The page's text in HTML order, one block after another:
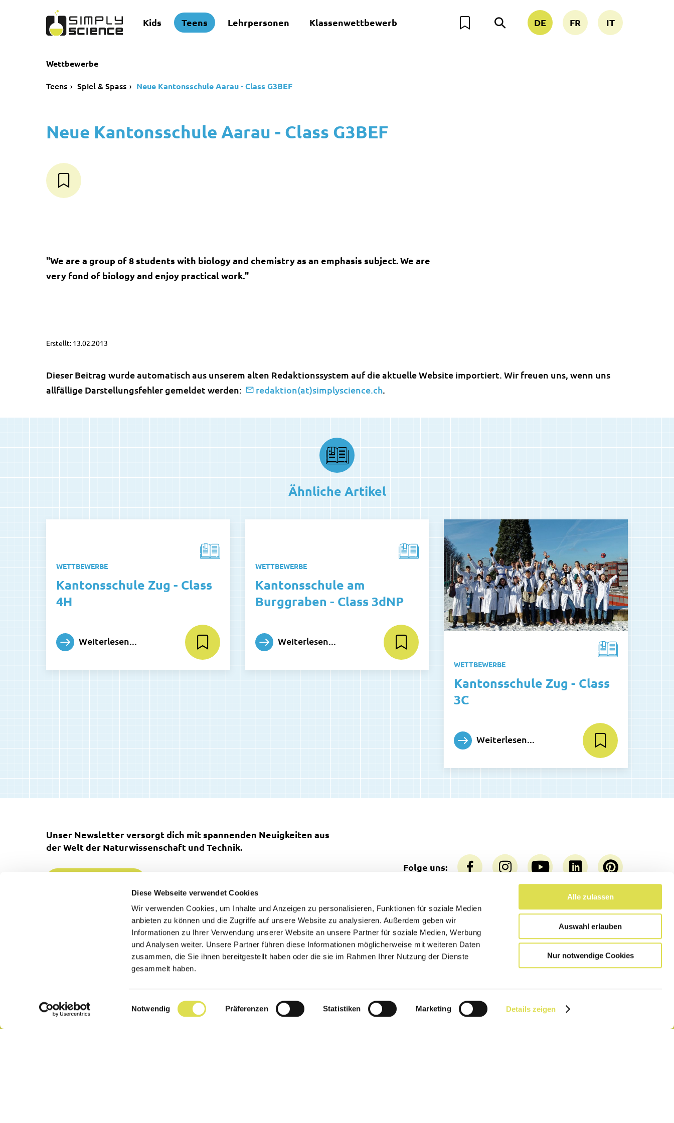
Diese Webseite verwendet Cookies
Wir verwenden Cookies, um Inhalte und Anzeigen zu personalisieren, Funktionen für soziale Medien
anbieten zu können und die Zugriffe auf unsere Website zu analysieren. Außerdem geben wir
Informationen zu Ihrer Verwendung unserer Website an unsere Partner für soziale Medien, Werbung
und Analysen weiter. Unsere Partner führen diese Informationen möglicherweise mit weiteren Daten
zusammen, die Sie ihnen bereitgestellt haben oder die sie im Rahmen Ihrer Nutzung der Dienste
gesammelt haben.
Einwilligungsauswahl
Notwendig Präferenzen Statistiken Marketing Details zeigen
Alle zulassen
Auswahl erlauben
Nur notwendige Cookies
Kids Teens Lehrpersonen Klassenwettbewerb DE FR IT
Wettbewerbe
Teens Spiel & Spass Neue Kantonsschule Aarau - Class G3BEF
Neue Kantonsschule Aarau - Class G3BEF
"We are a group of 8 students with biology and chemistry as an emphasis subject. We are
very fond of biology and enjoy practical work."
Erstellt: 13.02.2013
Dieser Beitrag wurde automatisch aus unserem alten Redaktionssystem auf die aktuelle Website importiert. Wir freuen uns, wenn uns
allfällige Darstellungsfehler gemeldet werden:
redaktion(at)simplyscience.ch.
Ähnliche Artikel
WETTBEWERBE
Kantonsschule Zug - Class
4H
Weiterlesen...
WETTBEWERBE
Kantonsschule am
Burggraben - Class 3dNP
Weiterlesen...
WETTBEWERBE
Kantonsschule Zug - Class
3C
Weiterlesen...
Unser Newsletter versorgt dich mit spannenden Neuigkeiten aus
der Welt der Naturwissenschaft und Technik.
Folge uns:
Kontakt Weitere Seiten:
SimplyCooking